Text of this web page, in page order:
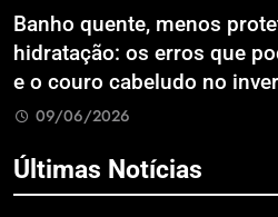
Banho quente, menos
hidratação: os erros que
e o couro cabeludo no
09/06/2026
Últimas Notícias